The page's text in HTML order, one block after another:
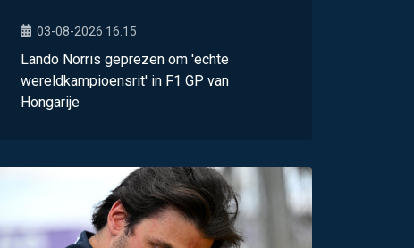
03-08-2026 16:15
Lando Norris geprezen om 'echte
wereldkampioensrit' in F1 GP van
Hongarije